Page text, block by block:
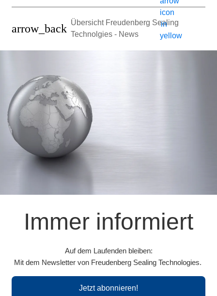
arrow_back Übersicht Freudenberg Sealing
Technolgies - News
Immer informiert
Auf dem Laufenden bleiben:
Mit dem Newsletter von Freudenberg Sealing Technologies.
Jetzt abonnieren!